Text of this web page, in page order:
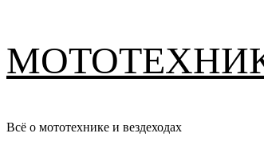
содержимому
Всё о мототехнике и вездеходах